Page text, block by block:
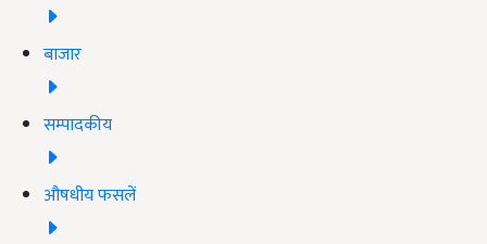
बाजार
सम्पादकीय
औषधीय फसलें